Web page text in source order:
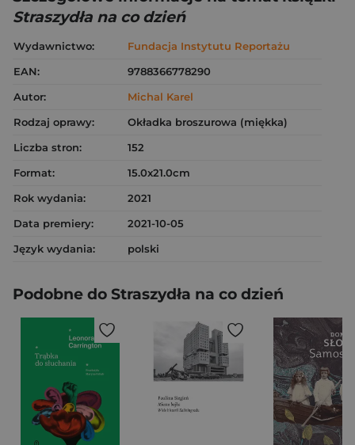
Straszydła na co dzień
Wydawnictwo:
Fundacja Instytutu Reportażu
EAN:
9788366778290
Autor:
Michal Karel
Rodzaj oprawy:
Okładka broszurowa (miękka)
Liczba stron:
152
Format:
15.0x21.0cm
Rok wydania:
2021
Data premiery:
2021-10-05
Język wydania:
polski
Podobne do Straszydła na co dzień